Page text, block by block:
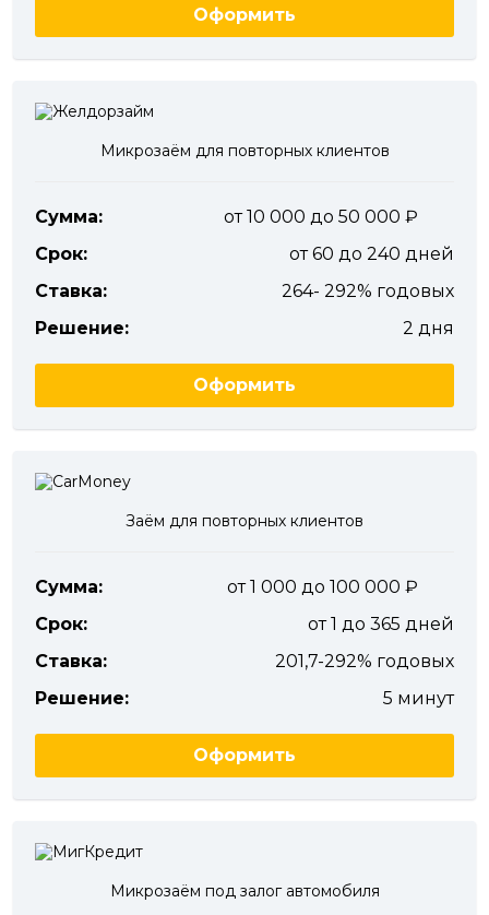
Оформить
Микрозаём для повторных клиентов
Сумма:
от 10 000 до 50 000
Срок:
от 60 до 240 дней
Ставка:
264- 292% годовых
Решение:
2 дня
Оформить
Заём для повторных клиентов
Сумма:
от 1 000 до 100 000
Срок:
от 1 до 365 дней
Ставка:
201,7-292% годовых
Решение:
5 минут
Оформить
Микрозаём под залог автомобиля